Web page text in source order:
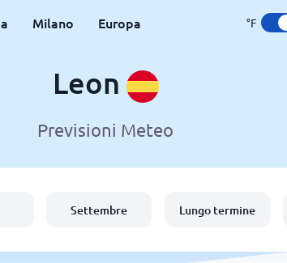
Milano Europa °F
Leon
Previsioni Meteo
Settembre Lungo termine